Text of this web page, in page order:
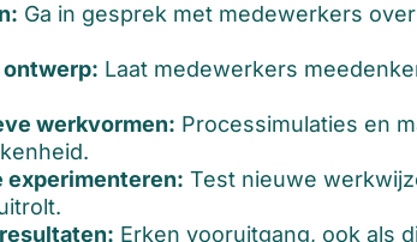
Ga in gesprek met medewerkers
ontwerp: Laat medewerkers
werkvormen: Processimulaties en
experimenteren: Test nieuwe
Erken vooruitgang, ook als